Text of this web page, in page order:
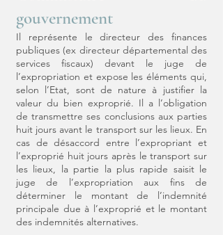
gouvernement
Il représente le directeur des finances
publiques (ex directeur départemental des
services fiscaux) devant le juge de
l’expropriation et expose les éléments qui,
selon l’Etat, sont de nature à justifier la
valeur du bien exproprié. Il a l’obligation
de transmettre ses conclusions aux parties
huit jours avant le transport sur les lieux. En
cas de désaccord entre l’expropriant et
l’exproprié huit jours après le transport sur
les lieux, la partie la plus rapide saisit le
juge de l’expropriation aux fins de
déterminer le montant de l’indemnité
principale due à l’exproprié et le montant
des indemnités alternatives.